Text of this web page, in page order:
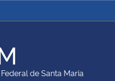
da Justiça e
Ministério da Educação
de Santa Maria